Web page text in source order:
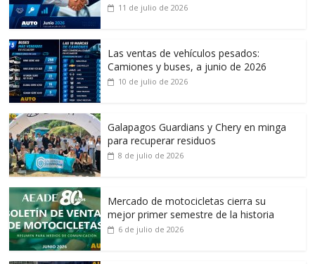
11 de julio de 2026
Las ventas de vehículos pesados:
Camiones y buses, a junio de 2026
10 de julio de 2026
Galapagos Guardians y Chery en minga
para recuperar residuos
8 de julio de 2026
Mercado de motocicletas cierra su
mejor primer semestre de la historia
6 de julio de 2026